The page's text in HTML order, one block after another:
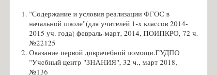
Егоров И.А., учитель физической культуры
Кожевникова Е.А., воспитатель ГПД
Платонова О.С, учитель математики
Косаржевская К.С., учитель информатики
"Содержание и условия реализации ФГОС в
начальной школе"(для учителей 1-х классов 2014-
2015 уч. года) февраль-март, 2014, ПОИПКРО, 72 ч.
№22125
Оказание первой доврачебной помощи.ГУДПО
"Учебный центр "ЗНАНИЯ", 32 ч., март 2018,
№136